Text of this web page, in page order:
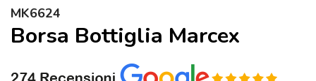
Home »
MK6624
Borsa Bottiglia Marcex